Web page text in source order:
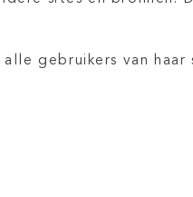
gebruikers van